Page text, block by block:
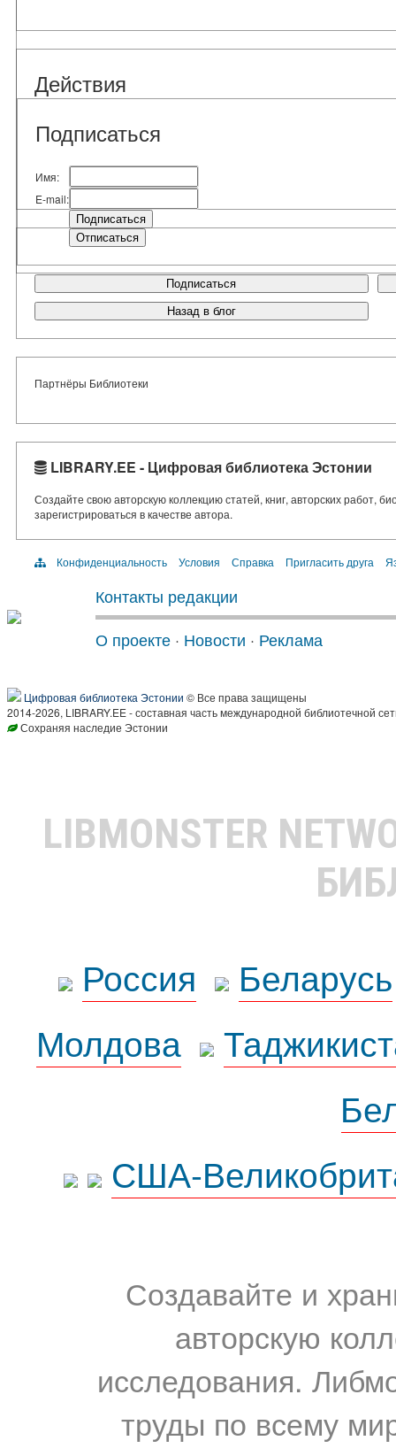
Действия
Подписаться
Имя:
E-mail:
Подписаться
Назад в блог
Партнёры Библиотеки
LIBRARY.EE - Цифровая библиотека Эстонии
Создайте свою авторскую коллекцию статей, книг, авторских работ,
зарегистрироваться в качестве автора.
Конфиденциальность Условия Справка Пригласить друга
Контакты редакции
О проекте · Новости · Реклама
Цифровая библиотека Эстонии © Все права защищены
2014-2026, LIBRARY.EE - составная часть международной библиотечной
Сохраняя наследие Эстонии
LIBMONSTER
Россия
Беларусь
Молдова
США-
Создавайте и
авторскую
исследования.
труды по всему